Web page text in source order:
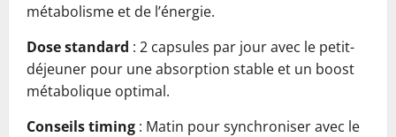
métabolisme et de l’énergie.
Dose standard : 2 capsules par jour avec le petit-
déjeuner pour une absorption stable et un boost
métabolique optimal.
Conseils timing : Matin pour synchroniser avec le